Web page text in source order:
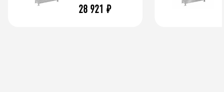
28 921 ₽